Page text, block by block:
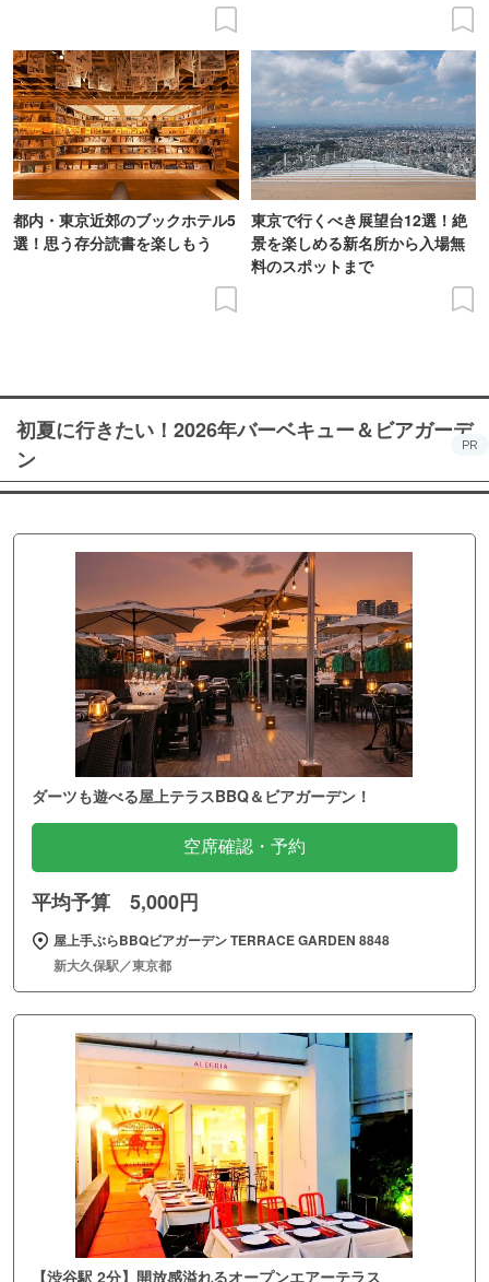
都内・東京近郊のブックホテル5
選！思う存分読書を楽しもう
東京で行くべき展望台12選！絶
景を楽しめる新名所から入場無
料のスポットまで
初夏に行きたい！2026年バーベキュー＆ビアガーデ
ン
PR
ダーツも遊べる屋上テラスBBQ＆ビアガーデン！
空席確認・予約
平均予算 5,000円
屋上手ぶらBBQビアガーデン TERRACE GARDEN 8848
新大久保駅／東京都
【渋谷駅 2分】開放感溢れるオープンエアーテラス